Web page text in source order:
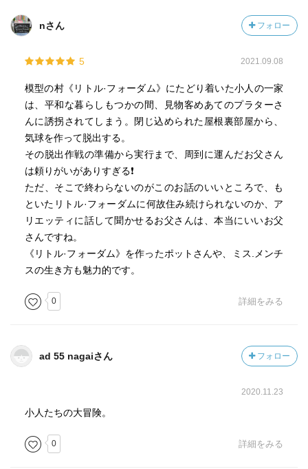
nさん フォロー
5 2021.09.08
模型の村《リトル·フォーダム》にたどり着いた小人の一家
は、平和な暮らしもつかの間、見物客めあてのプラターさ
んに誘拐されてしまう。閉じ込められた屋根裏部屋から、
気球を作って脱出する。
その脱出作戦の準備から実行まで、周到に運んだお父さん
は頼りがいがありすぎる❗
ただ、そこで終わらないのがこのお話のいいところで、も
といたリトル·フォーダムに何故住み続けられないのか、ア
リエッティに話して聞かせるお父さんは、本当にいいお父
さんですね。
《リトル·フォーダム》を作ったポットさんや、ミス.メンチ
スの生き方も魅力的です。
0 詳細をみる
ad 55 nagaiさん フォロー
2020.11.23
小人たちの大冒険。
0 詳細をみる